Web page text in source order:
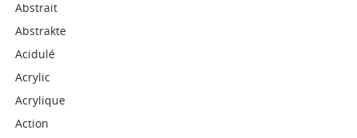
Abstrait
Abstrakte
Acidulé
Acrylic
Acrylique
Action